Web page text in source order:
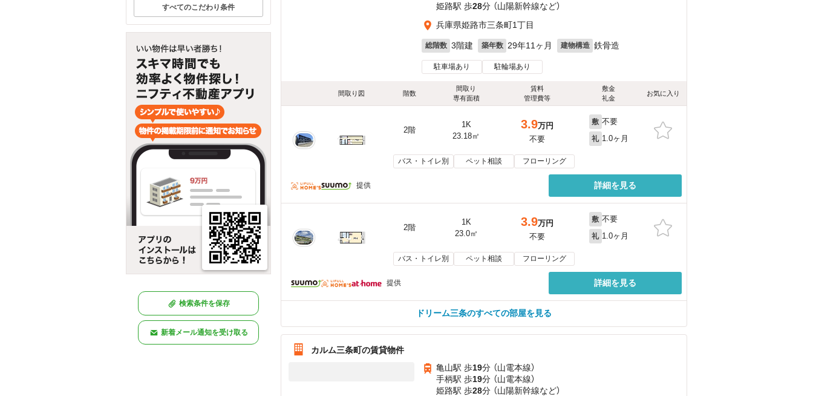
すべてのこだわり条件
検索条件を保存
新着メール通知を受け取る
姫路駅 歩28分 （山陽新幹線など）
兵庫県姫路市三条町1丁目
総階数 3階建 築年数 29年11ヶ月 建物構造 鉄骨造
駐車場あり 駐輪場あり
間取り図 階数
間取り
専有面積
賃料
管理費等
敷金
礼金
お気に入り
2階
1K
23.18㎡
3.9万円
不要
敷 不要
礼 1.0ヶ月
バス・トイレ別 ペット相談 フローリング
提供 詳細を見る
2階
1K
23.0㎡
3.9万円
不要
敷 不要
礼 1.0ヶ月
バス・トイレ別 ペット相談 フローリング
提供 詳細を見る
ドリーム三条のすべての部屋を見る
カルム三条町の賃貸物件
亀山駅 歩19分 （山電本線）
手柄駅 歩19分 （山電本線）
姫路駅 歩28分 （山陽新幹線など）